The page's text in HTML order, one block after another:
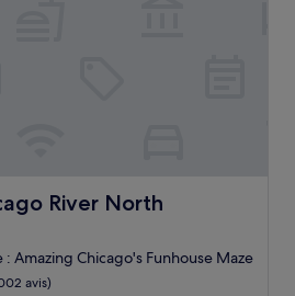
River North
River North
: Amazing Chicago's Funhouse Maze
avis)